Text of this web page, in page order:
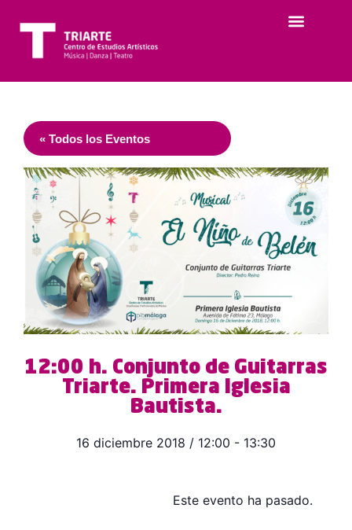
« Todos los Eventos
12:00 h. Conjunto de Guitarras
Triarte. Primera Iglesia
Bautista.
16 diciembre 2018 / 12:00 - 13:30
Este evento ha pasado.